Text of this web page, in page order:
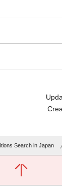
Search in Japan